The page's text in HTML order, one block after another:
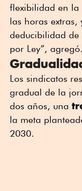
flexibilidad en
las horas
deducibilidad de
por Ley”, agregó.
Los sindicatos
gradual de la
dos años, una
la meta
2030.